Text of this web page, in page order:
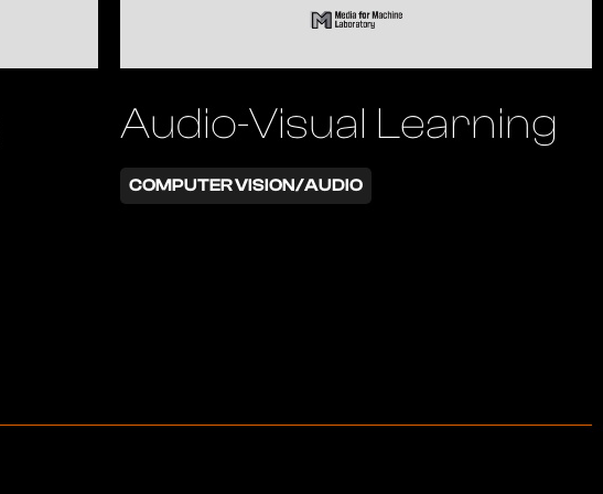
Audio-Visual Learning
COMPUTER VISION/AUDIO